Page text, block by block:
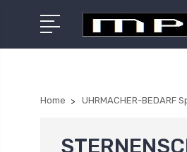
Home UHRMACHER-BEDARF